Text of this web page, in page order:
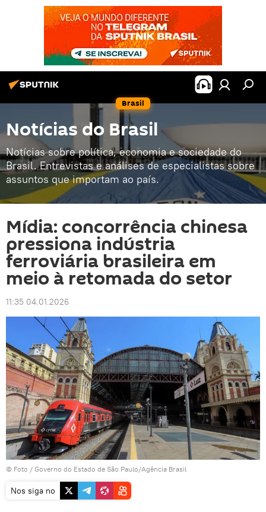
Brasil
Notícias do Brasil
Notícias sobre política, economia e sociedade do
Brasil. Entrevistas e análises de especialistas sobre
assuntos que importam ao país.
Mídia: concorrência chinesa
pressiona indústria
ferroviária brasileira em
meio à retomada do setor
11:35 04.01.2026
© Foto / Governo do Estado de São Paulo/Agência Brasil
Nos siga no